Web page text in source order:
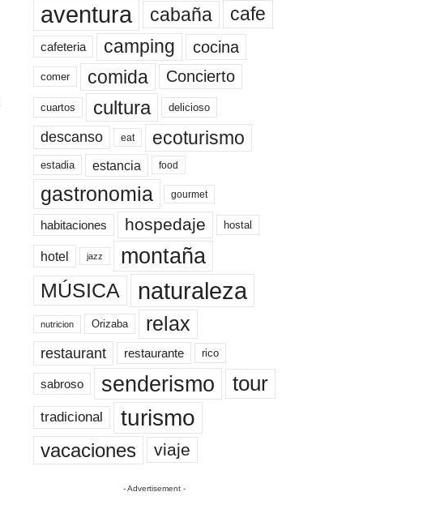
aventura cabaña cafe
cafeteria camping cocina
comer comida Concierto
cuartos cultura delicioso
descanso eat ecoturismo
estadia estancia food
gastronomia gourmet
habitaciones hospedaje hostal
hotel jazz montaña
MÚSICA naturaleza
nutricion Orizaba relax
restaurant restaurante rico
sabroso senderismo tour
tradicional turismo
vacaciones viaje
- Advertisement -